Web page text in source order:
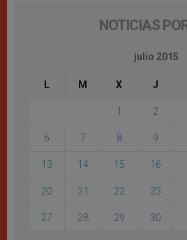
NOTICIAS
julio 2015
L M X J
1 2
6 7 8 9
13 14 15 16
20 21 22 23
27 28 29 30